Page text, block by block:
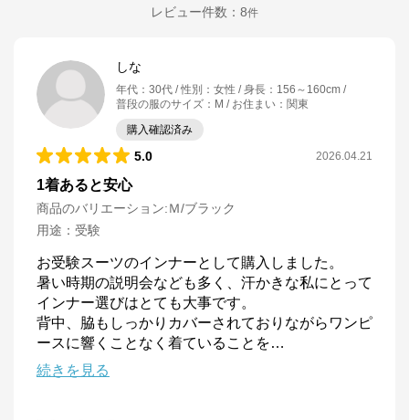
レビュー件数： 8件
しな
年代 ： 30代 性別 ： 女性 身長 ： 156～160cm
普段の服のサイズ ： M お住まい ： 関東
購入確認済み
5.0 2026.04.21
1着あると安心
商品のバリエーション:Ｍ/ブラック
用途 ： 受験
お受験スーツのインナーとして購入しました。
暑い時期の説明会なども多く、汗かきな私にとって
インナー選びはとても大事です。
背中、脇もしっかりカバーされておりながらワンピ
ースに響くことなく着ていることを…
続きを見る